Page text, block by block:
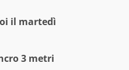
il martedì
3 metri